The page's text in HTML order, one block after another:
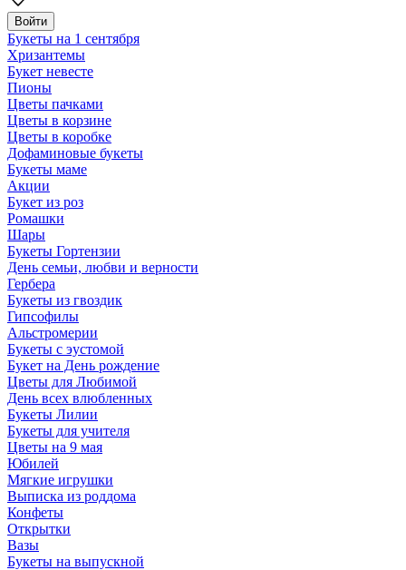
Войти
Букеты на 1 сентября
Хризантемы
Букет невесте
Пионы
Цветы пачками
Цветы в корзине
Цветы в коробке
Дофаминовые букеты
Букеты маме
Акции
Букет из роз
Ромашки
Шары
Букеты Гортензии
День семьи, любви и верности
Гербера
Букеты из гвоздик
Гипсофилы
Альстромерии
Букеты с эустомой
Букет на День рождение
Цветы для Любимой
День всех влюбленных
Букеты Лилии
Букеты для учителя
Цветы на 9 мая
Юбилей
Мягкие игрушки
Выписка из роддома
Конфеты
Открытки
Вазы
Букеты на выпускной